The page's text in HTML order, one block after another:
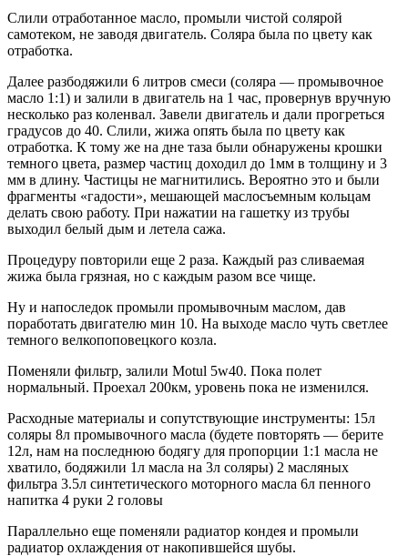
Слили отработанное масло, промыли чистой солярой
самотеком, не заводя двигатель. Соляра была по цвету как
отработка.
Далее разбодяжили 6 литров смеси (соляра — промывочное
масло 1:1) и залили в двигатель на 1 час, провернув вручную
несколько раз коленвал. Завели двигатель и дали прогреться
градусов до 40. Слили, жижа опять была по цвету как
отработка. К тому же на дне таза были обнаружены крошки
темного цвета, размер частиц доходил до 1мм в толщину и 3
мм в длину. Частицы не магнитились. Вероятно это и были
фрагменты «гадости», мешающей маслосъемным кольцам
делать свою работу. При нажатии на гашетку из трубы
выходил белый дым и летела сажа.
Процедуру повторили еще 2 раза. Каждый раз сливаемая
жижа была грязная, но с каждым разом все чище.
Ну и напоследок промыли промывочным маслом, дав
поработать двигателю мин 10. На выходе масло чуть светлее
темного велкопоповецкого козла.
Поменяли фильтр, залили Motul 5w40. Пока полет
нормальный. Проехал 200км, уровень пока не изменился.
Расходные материалы и сопутствующие инструменты: 15л
соляры 8л промывочного масла (будете повторять — берите
12л, нам на последнюю бодягу для пропорции 1:1 масла не
хватило, бодяжили 1л масла на 3л соляры) 2 масляных
фильтра 3.5л синтетического моторного масла 6л пенного
напитка 4 руки 2 головы
Параллельно еще поменяли радиатор кондея и промыли
радиатор охлаждения от накопившейся шубы.